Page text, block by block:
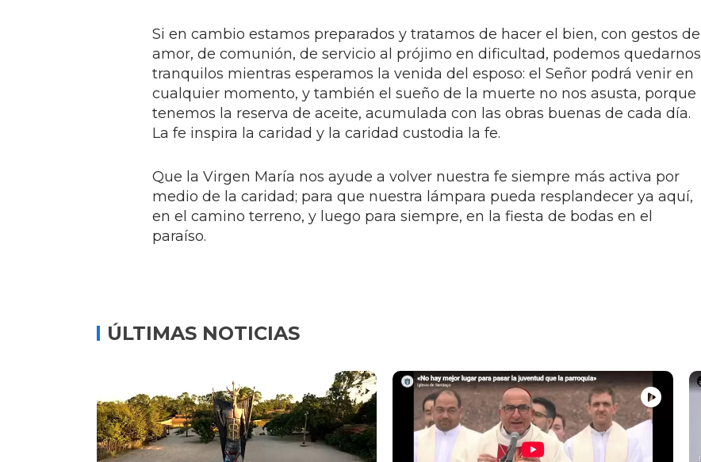
Si en cambio estamos preparados y tratamos de hacer el bien, con gestos de
amor, de comunión, de servicio al prójimo en dificultad, podemos quedarnos
tranquilos mientras esperamos la venida del esposo: el Señor podrá venir en
cualquier momento, y también el sueño de la muerte no nos asusta, porque
tenemos la reserva de aceite, acumulada con las obras buenas de cada día.
La fe inspira la caridad y la caridad custodia la fe.
Que la Virgen María nos ayude a volver nuestra fe siempre más activa por
medio de la caridad; para que nuestra lámpara pueda resplandecer ya aquí,
en el camino terreno, y luego para siempre, en la fiesta de bodas en el
paraíso.
ÚLTIMAS NOTICIAS